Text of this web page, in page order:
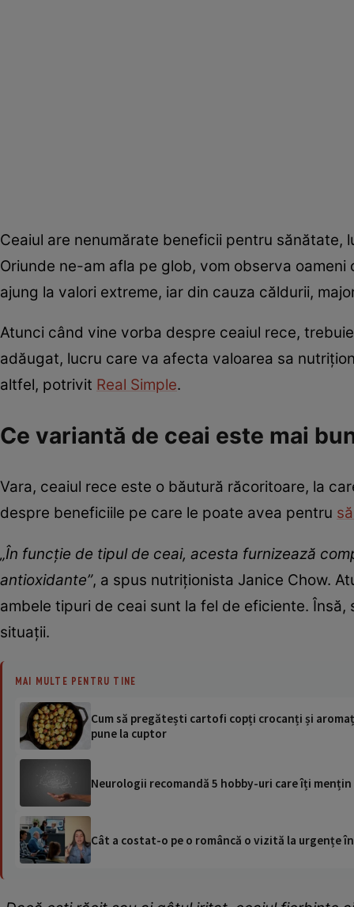
Ceaiul are nenumărate beneficii pentru
Oriunde ne-am afla pe glob, vom observa
ajung la valori extreme, iar din cauza căldurii,
Atunci când vine vorba despre ceaiul rece,
adăugat, lucru care va afecta valoarea sa
altfel, potrivit Real Simple.
Ce variantă de ceai este mai
Vara, ceaiul rece este o băutură răcoritoare, la
despre beneficiile pe care le poate avea pentru
„În funcție de tipul de ceai, acesta furnizează
antioxidante”, a spus nutriționista Janice Chow.
ambele tipuri de ceai sunt la fel de eficiente.
situații.
MAI MULTE PENTRU TINE
Cum să pregătești cartofi copți crocanți și
pune la cuptor
Neurologii recomandă 5 hobby-uri care îți
Cât a costat-o pe o româncă o vizită la urgențe